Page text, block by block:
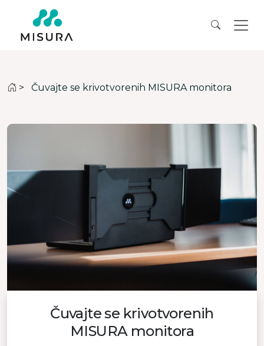
> Čuvajte se krivotvorenih MISURA monitora
Čuvajte se krivotvorenih
MISURA monitora